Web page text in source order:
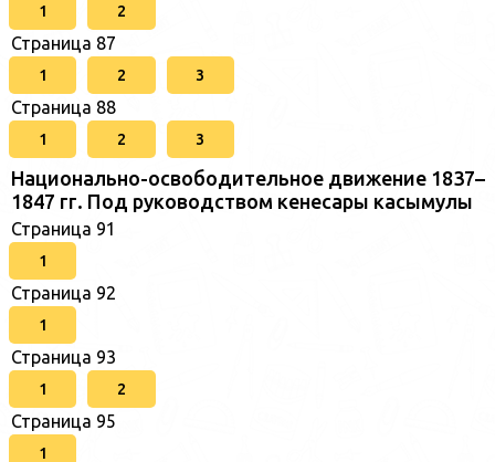
1 2
Страница 87
1 2 3
Страница 88
1 2 3
Национально-освободительное движение 1837–
1847 гг. Под руководством кенесары касымулы
Страница 91
1
Страница 92
1
Страница 93
1 2
Страница 95
1